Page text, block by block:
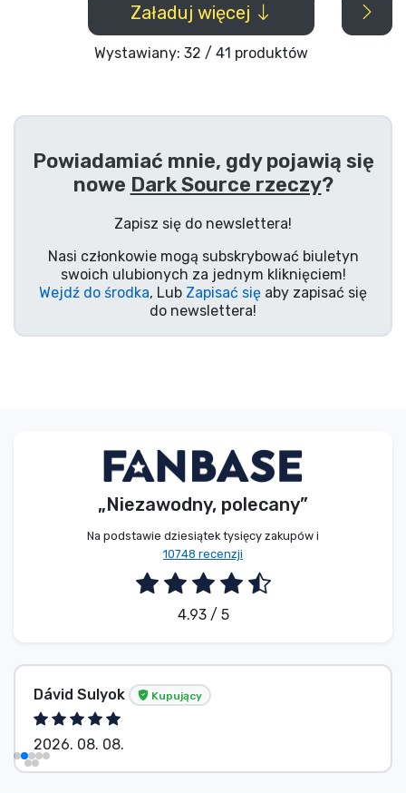
Załaduj więcej
Wystawiany: 32 / 41 produktów
Powiadamiać mnie, gdy pojawią się
nowe Dark Source rzeczy?
Zapisz się do newslettera!
Nasi członkowie mogą subskrybować biuletyn
swoich ulubionych za jednym kliknięciem!
Wejdź do środka, Lub Zapisać się aby zapisać się
do newslettera!
„Niezawodny, polecany”
Na podstawie dziesiątek tysięcy zakupów i
10748 recenzji
4.93 / 5
Bez imienia Kupujący
2026. 08. 08.